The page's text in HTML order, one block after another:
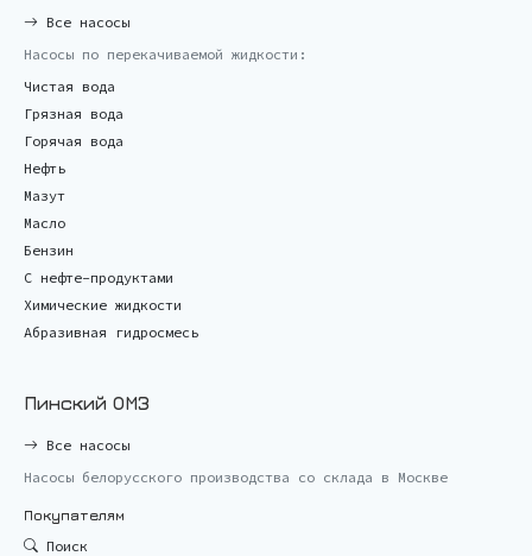
Все насосы
Насосы по перекачиваемой жидкости:
Чистая вода
Грязная вода
Горячая вода
Нефть
Мазут
Масло
Бензин
С нефте-продуктами
Химические жидкости
Абразивная гидросмесь
Пинский ОМЗ
Все насосы
Насосы белорусского производства со склада в Москве
Покупателям
Поиск